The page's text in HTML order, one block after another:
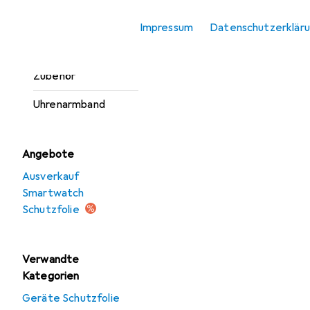
Impressum
Zubehör
Uhrenarmband
Angebote
Ausverkauf
Smartwatch
Schutzfolie
Verwandte
Kategorien
Geräte Schutzfolie